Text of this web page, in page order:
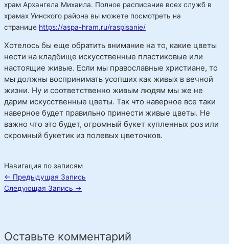
храм Архангела Михаила. Полное расписание всех служб в
храмах Уинского района вы можете посмотреть на
странице https://aspa-hram.ru/raspisanie/
Хотелось бы еще обратить внимание на то, какие цветы
нести на кладбище искусственные пластиковые или
настоящие живые. Если мы православные христиане, то
мы должны воспринимать усопших как живых в вечной
жизни. Ну и соответственно живым людям мы же не
дарим искусственные цветы. Так что наверное все таки
наверное будет правильно принести живые цветы. Не
важно что это будет, огромный букет купленных роз или
скромный букетик из полевых цветочков.
Навигация по записям
← Предыдущая Запись
Следующая Запись →
Оставьте комментарий